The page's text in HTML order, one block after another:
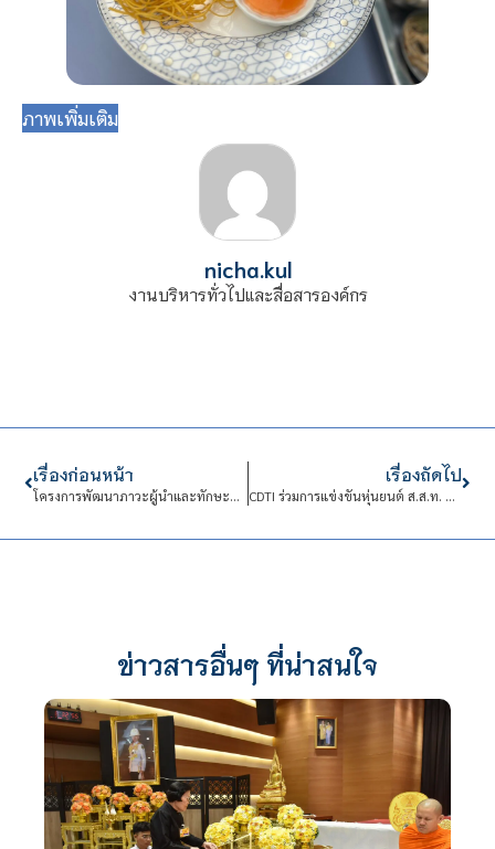
ภาพเพิ่มเติม
nicha.kul
งานบริหารทั่วไปและสื่อสารองค์กร
เรื่องก่อนหน้า
โครงการพัฒนาภาวะผู้นำและทักษะชีวิต
เรื่องถัดไป
CDTI ร่วมการแข่งขันหุ่นยนต์ ส.ส.ท. ชิงแชมป์ประเทศไทย ประจำปี 2567
ข่าวสารอื่นๆ ที่น่าสนใจ